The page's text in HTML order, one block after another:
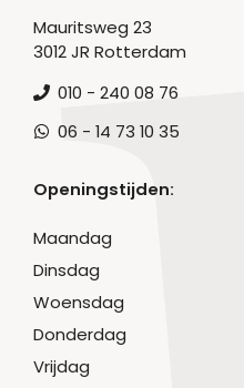
Mauritsweg 23
3012 JR Rotterdam
010 - 240 08 76
06 - 14 73 10 35
Openingstijden:
Maandag
Dinsdag
Woensdag
Donderdag
Vrijdag